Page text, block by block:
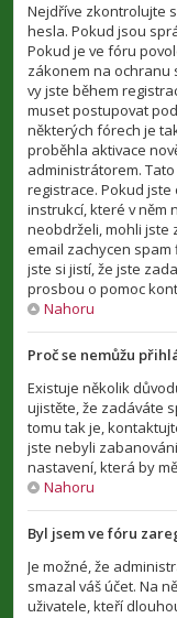
Nejdříve zkontrolujte
hesla. Pokud jsou
Pokud je ve fóru
zákonem na ochranu
vy jste během
muset postupovat
některých fórech je
proběhla aktivace
administrátorem.
registrace. Pokud
instrukcí, které v něm
neobdrželi, mohli jste
email zachycen spam
jste si jistí, že jste
prosbou o pomoc
Nahoru
Proč se nemůžu
Existuje několik
ujistěte, že zadáváte
tomu tak je,
jste nebyli
nastavení, která by
Nahoru
Byl jsem ve fóru
Je možné, že
smazal váš účet. Na
uživatele, kteří